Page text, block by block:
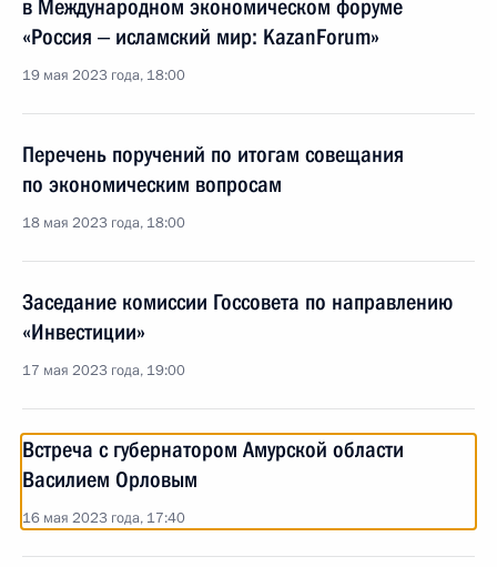
в Международном экономическом форуме
«Россия ‒ исламский мир: KazanForum»
19 мая 2023 года, 18:00
Перечень поручений по итогам совещания
по экономическим вопросам
18 мая 2023 года, 18:00
Заседание комиссии Госсовета по направлению
«Инвестиции»
17 мая 2023 года, 19:00
Встреча с губернатором Амурской области
Василием Орловым
16 мая 2023 года, 17:40